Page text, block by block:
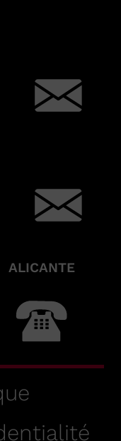
ALICANTE